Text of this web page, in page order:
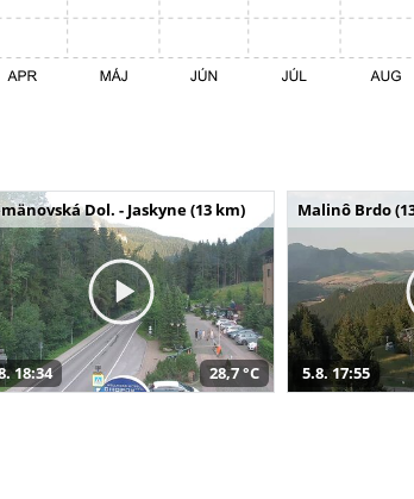
Dol. - Jaskyne (13 km)
18:34 28,7 °C
Malinô Brdo
5.8. 17:55